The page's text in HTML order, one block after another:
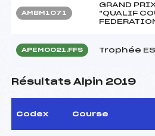
AMBM1071
GRAND
"QUALIF
APEM0021.FFS Trophée
Résultats Alpin 2019
Codex Course